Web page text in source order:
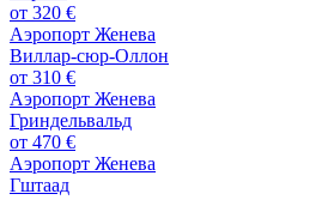
от 320 €
Аэропорт Женева
Виллар-сюр-Оллон
от 310 €
Аэропорт Женева
Гриндельвальд
от 470 €
Аэропорт Женева
Гштаад